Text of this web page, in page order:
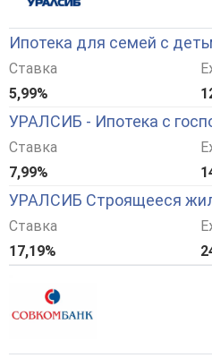
Ипотека для семей с
Ставка
5,99%
УРАЛСИБ - Ипотека с
Ставка
7,99%
УРАЛСИБ Строящееся
Ставка
17,19%